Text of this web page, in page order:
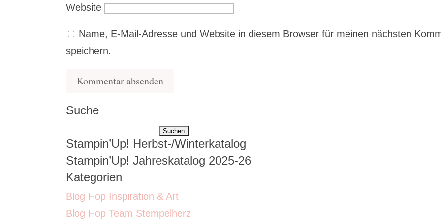
Website
Name, E-Mail-Adresse und Website in diesem Browser für meinen nächsten
speichern.
Suche
Suchen
nach:
Stampin’Up! Herbst-/Winterkatalog
Stampin’Up! Jahreskatalog 2025-26
Kategorien
Blog Hop Inspiration & Art
Blog Hop Team Stempelherz